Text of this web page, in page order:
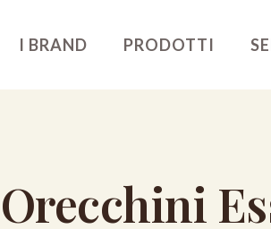
I BRAND PRODOTTI
Orecchini